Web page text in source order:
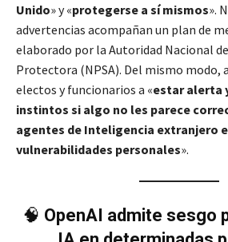
Unido» y «protegerse a sí mismos».
advertencias acompañan un plan de
elaborado por la Autoridad Nacional
Protectora (NPSA). Del mismo modo,
electos y funcionarios a «estar alerta
instintos si algo no les parece
agentes de Inteligencia extranjero
vulnerabilidades personales».
🧠 OpenAI admite sesgo